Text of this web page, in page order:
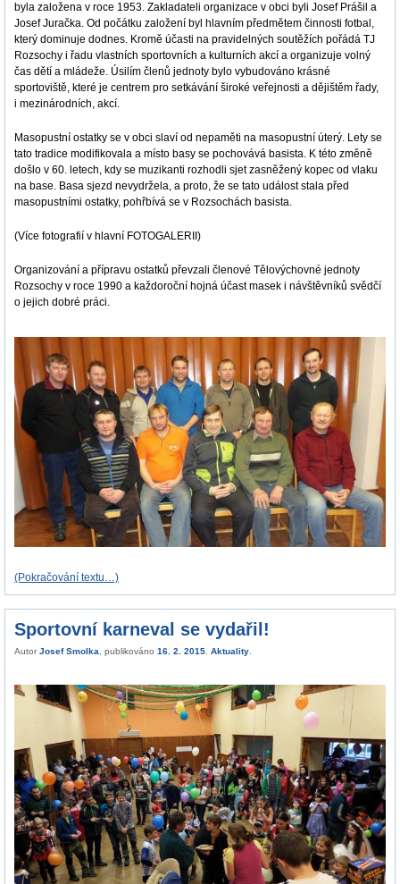
byla založena v roce 1953. Zakladateli organizace v obci byli Josef Prášil a
Josef Juračka. Od počátku založení byl hlavním předmětem činnosti fotbal,
který dominuje dodnes. Kromě účasti na pravidelných soutěžích pořádá TJ
Rozsochy i řadu vlastních sportovních a kulturních akcí a organizuje volný
čas dětí a mládeže. Úsilím členů jednoty bylo vybudováno krásné
sportoviště, které je centrem pro setkávání široké veřejnosti a dějištěm řady,
i mezinárodních, akcí.
Masopustní ostatky se v obci slaví od nepaměti na masopustní úterý. Lety se
tato tradice modifikovala a místo basy se pochovává basista. K této změně
došlo v 60. letech, kdy se muzikanti rozhodli sjet zasněžený kopec od vlaku
na base. Basa sjezd nevydržela, a proto, že se tato událost stala před
masopustními ostatky, pohřbívá se v Rozsochách basista.
(Více fotografií v hlavní FOTOGALERII)
Organizování a přípravu ostatků převzali členové Tělovýchovné jednoty
Rozsochy v roce 1990 a každoroční hojná účast masek i návštěvníků svědčí
o jejich dobré práci.
(Pokračování textu…)
Sportovní karneval se vydařil!
Autor Josef Smolka , publikováno 16. 2. 2015 Aktuality